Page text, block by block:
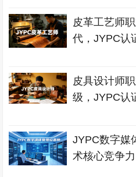
皮革工艺师
代，JYPC认
皮具设计师
级，JYPC认
JYPC数字媒
术核心竞争力